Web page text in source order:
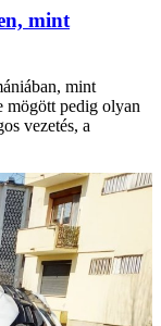
mint
mint
mögött pedig olyan
vezetés, a